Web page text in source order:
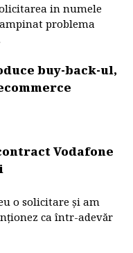
in numele
problema
buy-back-ul,
Vodafone
o solicitare și am
ca într-adevăr